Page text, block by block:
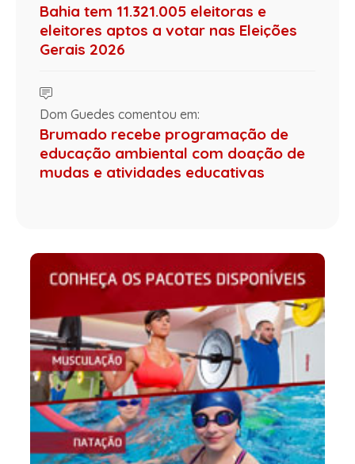
Bahia tem 11.321.005 eleitoras e
eleitores aptos a votar nas Eleições
Gerais 2026
Dom Guedes comentou em:
Brumado recebe programação de
educação ambiental com doação de
mudas e atividades educativas